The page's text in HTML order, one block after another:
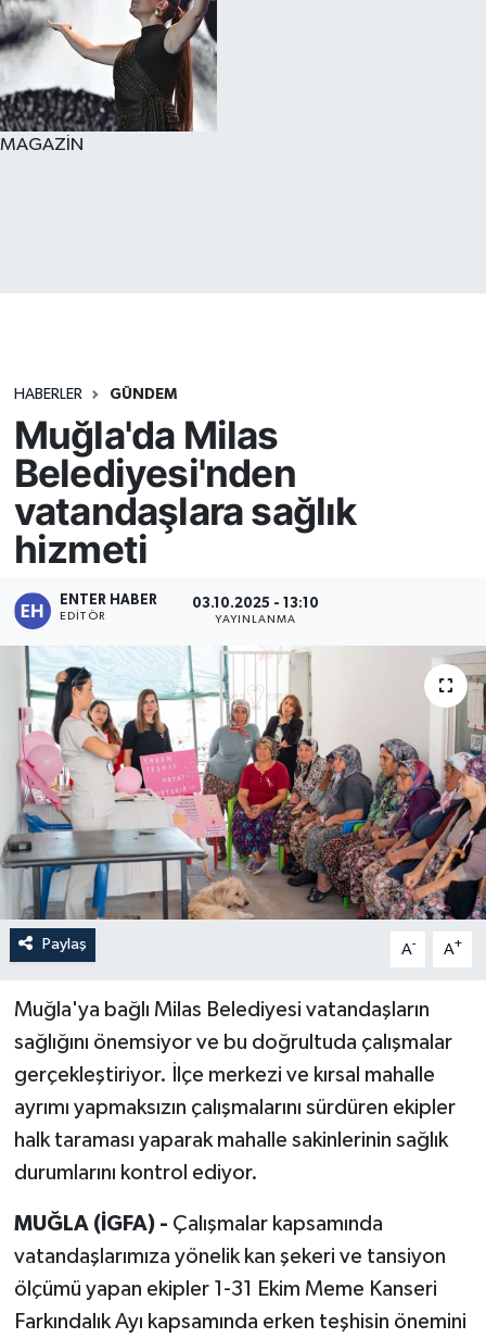
MAGAZİN
HABERLER GÜNDEM
Muğla'da Milas
Belediyesi'nden
vatandaşlara sağlık
hizmeti
ENTER HABER
EDITÖR
03.10.2025 - 13:10
YAYINLANMA
Paylaş A- A+
Muğla'ya bağlı Milas Belediyesi vatandaşların
sağlığını önemsiyor ve bu doğrultuda çalışmalar
gerçekleştiriyor. İlçe merkezi ve kırsal mahalle
ayrımı yapmaksızın çalışmalarını sürdüren ekipler
halk taraması yaparak mahalle sakinlerinin sağlık
durumlarını kontrol ediyor.
MUĞLA (İGFA) - Çalışmalar kapsamında
vatandaşlarımıza yönelik kan şekeri ve tansiyon
ölçümü yapan ekipler 1-31 Ekim Meme Kanseri
Farkındalık Ayı kapsamında erken teşhisin önemini